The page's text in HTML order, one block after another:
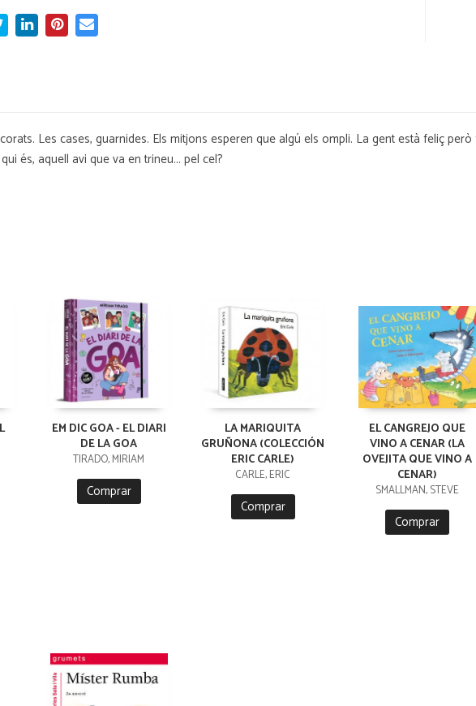
Les cases, guarnides. Els mitjons esperen que algú els ompli. La gent està feliç
és, aquell avi que va en trineu... pel cel?
EM DIC GOA - EL DIARI
DE LA GOA
TIRADO, MIRIAM
Comprar
LA MARIQUITA
GRUÑONA (COLECCIÓN
ERIC CARLE)
CARLE, ERIC
Comprar
EL CANGREJO QUE
VINO A CENAR (LA
OVEJITA QUE VINO A
CENAR)
SMALLMAN, STEVE
Comprar